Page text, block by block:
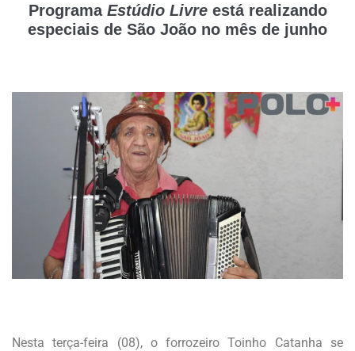
Programa Estúdio Livreestá realizando
especiais de São João no mês de junho
Nesta terça-feira (08), o forrozeiro Toinho Catanha se